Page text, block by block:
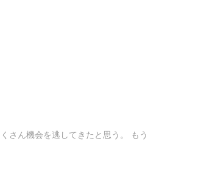
さん機会を逃してきたと思う。 もう